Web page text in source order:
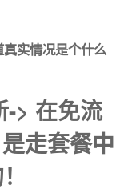
实情况是个什么
> 在免流
走套餐中